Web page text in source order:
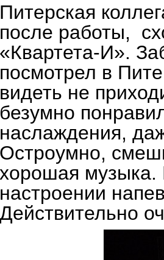
Питерская
после работы,
«Квартета-И».
посмотрел в
видеть не
безумно
наслаждения,
Остроумно,
хорошая
настроении
Действительно